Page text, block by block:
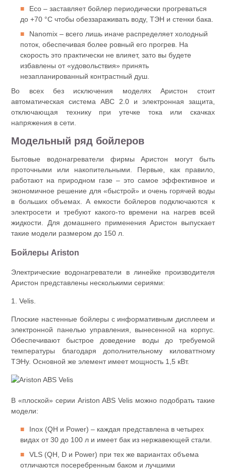
Eco – заставляет бойлер периодически прогреваться
до +70 °С чтобы обеззараживать воду, ТЭН и стенки бака.
Nanomix – всего лишь иначе распределяет холодный
поток, обеспечивая более ровный его прогрев. На
скорость это практически не влияет, зато вы будете
избавлены от «удовольствия» принять
незапланированный контрастный душ.
Во всех без исключения моделях Аристон стоит
автоматическая система ABC 2.0 и электронная защита,
отключающая технику при утечке тока или скачках
напряжения в сети.
Модельный ряд бойлеров
Бытовые водонагреватели фирмы Аристон могут быть
проточными или накопительными. Первые, как правило,
работают на природном газе – это самое эффективное и
экономичное решение для «быстрой» и очень горячей воды
в больших объемах. А емкости бойлеров подключаются к
электросети и требуют какого-то времени на нагрев всей
жидкости. Для домашнего применения Аристон выпускает
такие модели размером до 150 л.
Бойлеры Ariston
Электрические водонагреватели в линейке производителя
Аристон представлены несколькими сериями:
1. Velis.
Плоские настенные бойлеры с информативным дисплеем и
электронной панелью управления, вынесенной на корпус.
Обеспечивают быстрое доведение воды до требуемой
температуры благодаря дополнительному киловаттному
ТЭНу. Основной же элемент имеет мощность 1,5 кВт.
В «плоской» серии Ariston ABS Velis можно подобрать такие
модели:
Inox (QH и Power) – каждая представлена в четырех
видах от 30 до 100 л и имеет бак из нержавеющей стали.
VLS (QH, D и Power) при тех же вариантах объема
отличаются посеребренным баком и лучшими